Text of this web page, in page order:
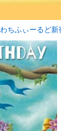
わちふぃーるど